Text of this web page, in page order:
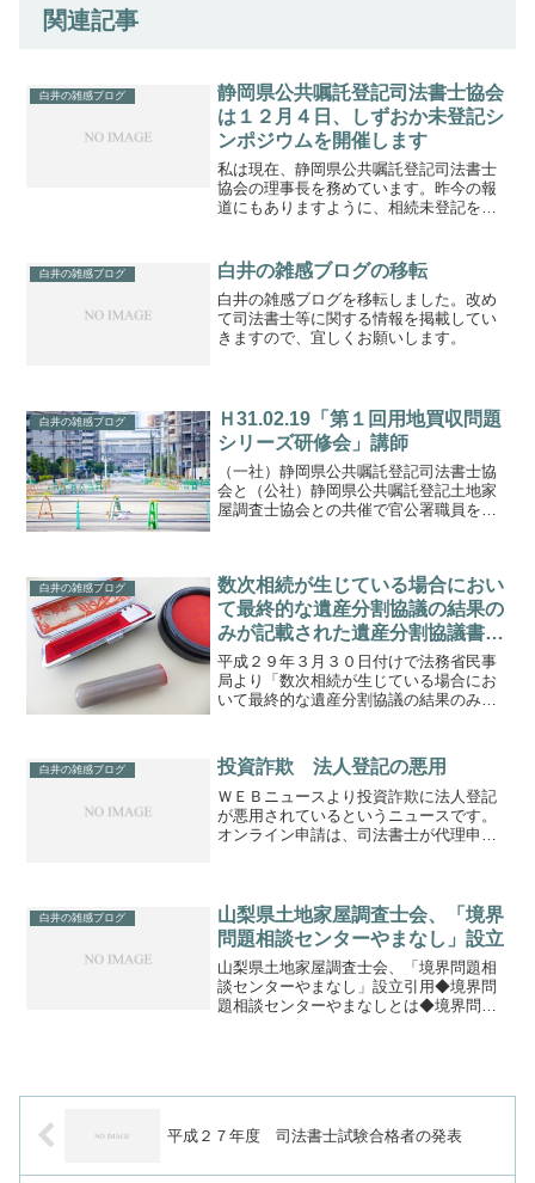
関連記事
白井の雑感ブログ
静岡県公共嘱託登記司法書士協会
は１２月４日、しずおか未登記シ
ンポジウムを開催します
私は現在、静岡県公共嘱託登記司法書士
協会の理事長を務めています。昨今の報
道にもありますように、相続未登記をは
不動産取引や公共事業の円滑化を妨げる
ケースが増加しております...
白井の雑感ブログ 白井の雑感ブログの移転
白井の雑感ブログを移転しました。改め
て司法書士等に関する情報を掲載してい
きますので、宜しくお願いします。
白井の雑感ブログ
Ｈ31.02.19「第１回用地買収問題
シリーズ研修会」講師
（一社）静岡県公共嘱託登記司法書士協
会と（公社）静岡県公共嘱託登記土地家
屋調査士協会との共催で官公署職員を対
平成31年2月19...
白井の雑感ブログ
数次相続が生じている場合におい
て最終的な遺産分割協議の結果の
みが記載された遺産分割協議書を
添付してされた相続による所有権
の移転の登記の可否
平成２９年３月３０日付けで法務省民事
局より「数次相続が生じている場合にお
いて最終的な遺産分割協議の結果のみが
否」の通知がされています。実務上の疑
義があった点が、これで解...
白井の雑感ブログ 投資詐欺 法人登記の悪用
ＷＥＢニュースより投資詐欺に法人登記
が悪用されているというニュースです。
オンライン申請は、司法書士が代理申請
証明書や住民票が必要」との...
白井の雑感ブログ
山梨県土地家屋調査士会、「境界
問題相談センターやまなし」設立
山梨県土地家屋調査士会、「境界問題相
談センターやまなし」設立引用◆境界問
題相談センターやまなしとは◆境界問題
平成２７年度 司法書士試験合格者の発表